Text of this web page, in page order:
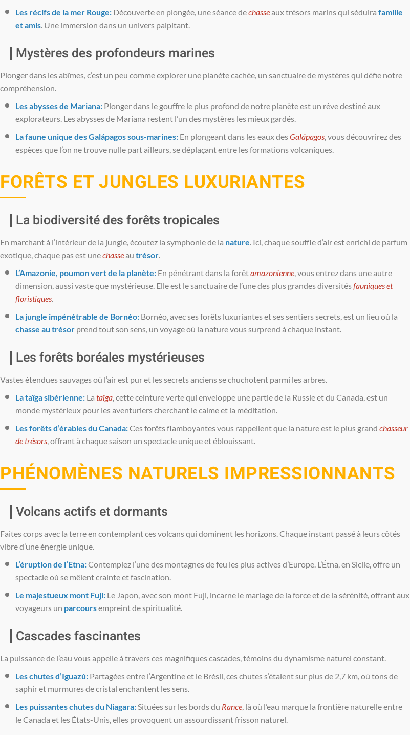
Les récifs de la mer Rouge: Découverte en plongée, une séance dechasseaux trésors marins qui séduira famille
et amis. Une immersion dans un univers palpitant.
Mystères des profondeurs marines
Plonger dans les abîmes, c’est un peu comme explorer une planète cachée, un sanctuaire de mystères qui défie notre
compréhension.
Les abysses de Mariana: Plonger dans le gouffre le plus profond de notre planète est un rêve destiné aux
explorateurs. Les abysses de Mariana restent l’un des mystères les mieux gardés.
La faune unique des Galápagos sous-marines: En plongeant dans les eaux desGalápagos, vous découvrirez des
espèces que l’on ne trouve nulle part ailleurs, se déplaçant entre les formations volcaniques.
FORÊTS ET JUNGLES LUXURIANTES
La biodiversité des forêts tropicales
En marchant à l’intérieur de la jungle, écoutez la symphonie de la nature. Ici, chaque souffle d’air est enrichi de parfum
exotique, chaque pas est unechasseau trésor.
L’Amazonie, poumon vert de la planète: En pénétrant dans la forêtamazonienne, vous entrez dans une autre
dimension, aussi vaste que mystérieuse. Elle est le sanctuaire de l’une des plus grandes diversitésfauniques et
floristiques.
La jungle impénétrable de Bornéo: Bornéo, avec ses forêts luxuriantes et ses sentiers secrets, est un lieu où la
chasse au trésor prend tout son sens, un voyage où la nature vous surprend à chaque instant.
Les forêts boréales mystérieuses
Vastes étendues sauvages où l’air est pur et les secrets anciens se chuchotent parmi les arbres.
La taïga sibérienne: La taïga, cette ceinture verte qui enveloppe une partie de la Russie et du Canada, est un
monde mystérieux pour les aventuriers cherchant le calme et la méditation.
Les forêts d’érables du Canada:Ces forêts flamboyantes vous rappellent que la nature est le plus grand chasseur
de trésors, offrant à chaque saison un spectacle unique et éblouissant.
PHÉNOMÈNES NATURELS IMPRESSIONNANTS
Volcans actifs et dormants
Faites corps avec la terre en contemplant ces volcans qui dominent les horizons. Chaque instant passé à leurs côtés
vibre d’une énergie unique.
L’éruption de l’Etna:Contemplez l’une des montagnes de feu les plus actives d’Europe. L’Étna, en Sicile, offre un
spectacle où se mêlent crainte et fascination.
Le majestueux mont Fuji: Le Japon, avec son mont Fuji, incarne le mariage de la force et de la sérénité, offrant aux
voyageurs un parcoursempreint de spiritualité.
Cascades fascinantes
La puissance de l’eau vous appelle à travers ces magnifiques cascades, témoins du dynamisme naturel constant.
Les chutes d’Iguazú: Partagées entre l’Argentine et le Brésil, ces chutes s’étalent sur plus de 2,7 km, où tons de
saphir et murmures de cristal enchantent les sens.
Les puissantes chutes du Niagara:Situées sur les bords du Rance, là où l’eau marque la frontière naturelle entre
le Canada et les États-Unis, elles provoquent un assourdissant frisson naturel.